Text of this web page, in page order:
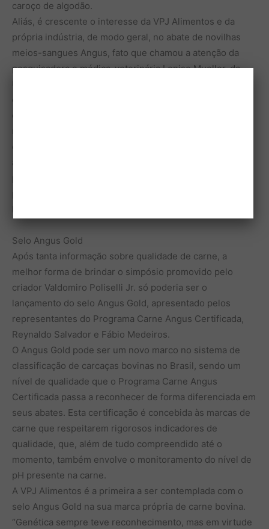
caroço de algodão.
Aliás, é crescente o interesse da VPJ Alimentos e da
própria indústria, de modo geral, no abate de novilhas
meios-sangues Angus, fato que chamou a atenção da
pesquisadora e médica-veterinária Lenise Mueller, da
USP de Pirassununga (SP), a comparar a qualidade de
carne produzida por esta categoria com a de novilhos
castrados cirúrgica e imunologicamente, bem como de
machos inteiros. Uma constatação da médica-veterinária
é que as novilhas meios-sangues Angus, além de
apresentarem uma carne bem acabada e marmorizada,
possuem gordura com alto teor de Ômega 3, ajudando a
prevenir câncer e doenças cardiorrespiratórias em seres
humanos.
Selo Angus Gold
Após tanta informação sobre qualidade de carne, a
melhor forma de brindar o simpósio promovido pelo
criador Valdomiro Poliselli Jr. só poderia ser o
lançamento do selo Angus Gold, apresentado pelos
representantes do Programa Carne Angus Certificada,
Reynaldo Salvador e Fábio Medeiros.
O Angus Gold pode ser um novo marco no sistema de
classificação de carcaças bovinas no Brasil, sendo um
nível de qualidade que o Programa Carne Angus
Certificada passa a reconhecer de forma diferenciada em
seus abates. Esta certificação é concebida às marcas de
carne que respeitarem rigorosos indicadores de
qualidade, que, além de tudo compreendido até o
momento, também envolve o monitoramento do nível de
pH presente na carne.
A VPJ Alimentos é a primeira a ser contemplada com o
selo Angus Gold na sua marca própria de carne bovina.
“Genética sempre teve reconhecimento, mas em virtude